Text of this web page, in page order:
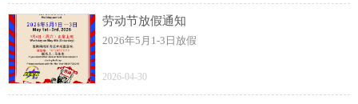
劳动节放假通知
2026年5月1-3日放假
2026-04-30